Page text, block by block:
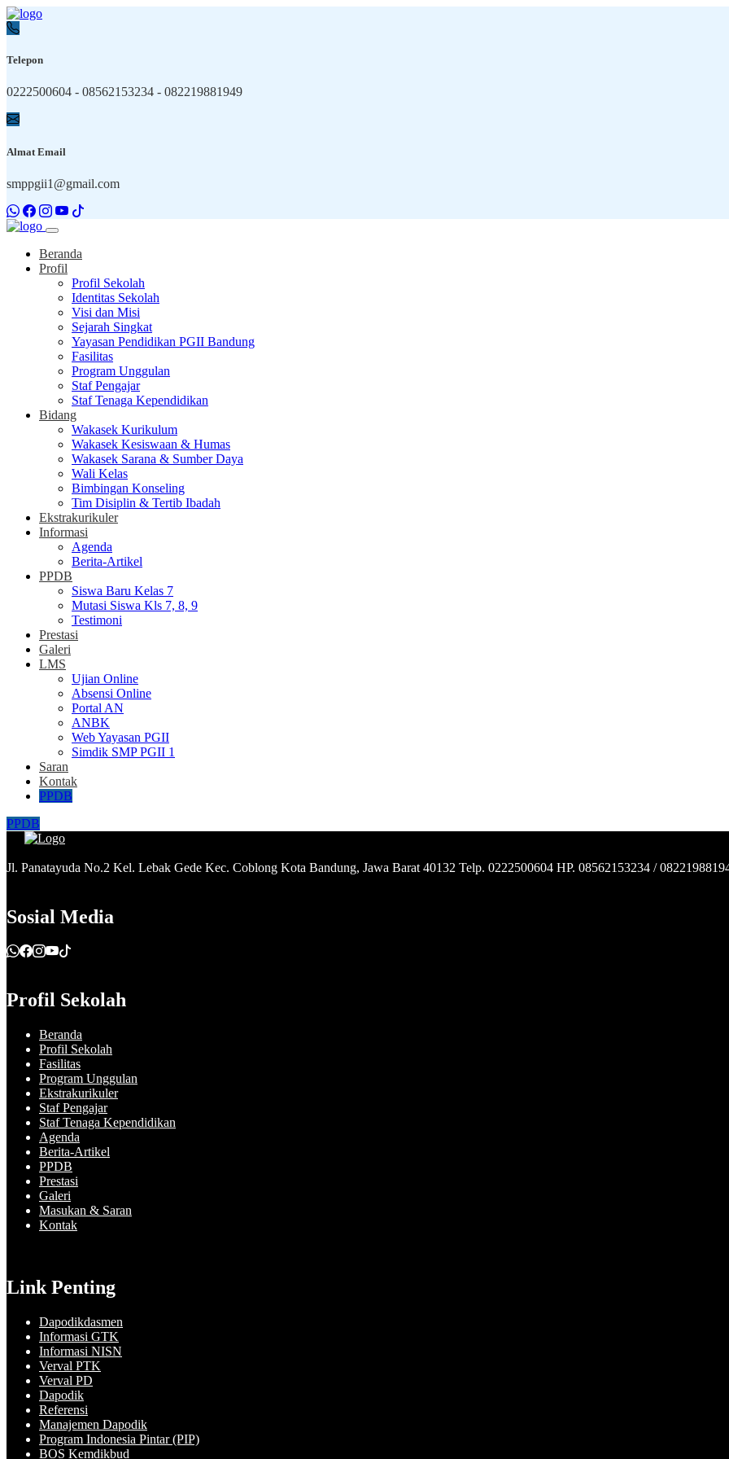
Telepon
0222500604 - 08562153234 - 082219881949
Almat Email
smppgii1@gmail.com
Beranda
Profil
Profil Sekolah
Identitas Sekolah
Visi dan Misi
Sejarah Singkat
Yayasan Pendidikan PGII Bandung
Fasilitas
Program Unggulan
Staf Pengajar
Staf Tenaga Kependidikan
Bidang
Wakasek Kurikulum
Wakasek Kesiswaan & Humas
Wakasek Sarana & Sumber Daya
Wali Kelas
Bimbingan Konseling
Tim Disiplin & Tertib Ibadah
Ekstrakurikuler
Informasi
Agenda
Berita-Artikel
PPDB
Siswa Baru Kelas 7
Mutasi Siswa Kls 7, 8, 9
Testimoni
Prestasi
Galeri
LMS
Ujian Online
Absensi Online
Portal AN
ANBK
Web Yayasan PGII
Simdik SMP PGII 1
Saran
Kontak
PPDB
PPDB
Jl. Panatayuda No.2 Kel. Lebak Gede Kec. Coblong Kota Bandung, Jawa Barat 40132 Telp. 0222500604 HP. 08562153234 /
Sosial Media
Profil Sekolah
Beranda
Profil Sekolah
Fasilitas
Program Unggulan
Ekstrakurikuler
Staf Pengajar
Staf Tenaga Kependidikan
Agenda
Berita-Artikel
PPDB
Prestasi
Galeri
Masukan & Saran
Kontak
Link Penting
Dapodikdasmen
Informasi GTK
Informasi NISN
Verval PTK
Verval PD
Dapodik
Referensi
Manajemen Dapodik
Program Indonesia Pintar (PIP)
BOS Kemdikbud